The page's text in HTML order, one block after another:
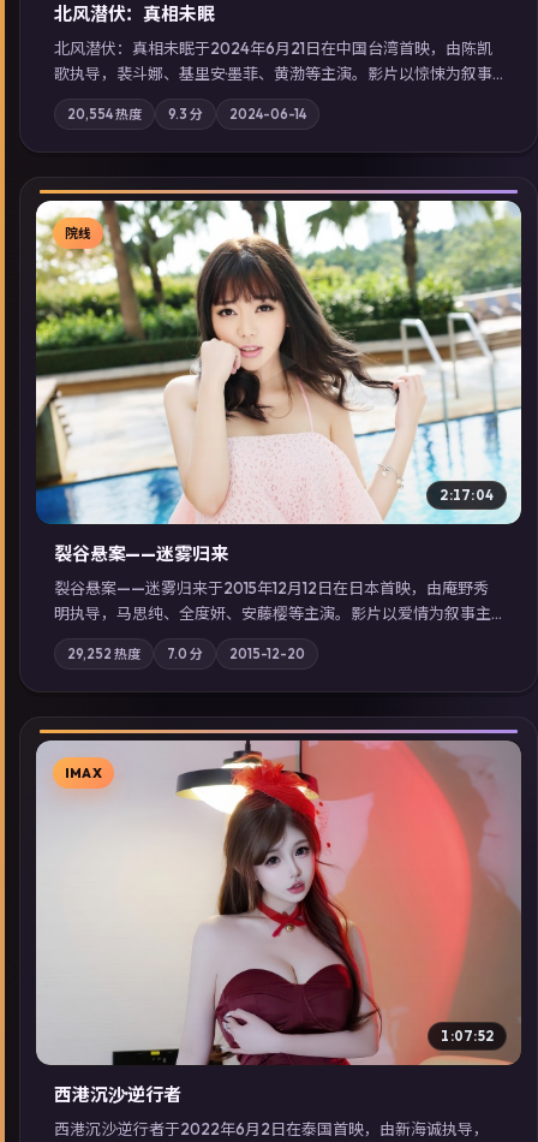
北风潜伏：真相未眠
北风潜伏：真相未眠于2024年6月21日在中国台湾首映，由陈凯
歌执导，裴斗娜、基里安·墨菲、黄渤等主演。影片以惊悚为叙事
主轴，失踪人口档案牵出跨国灰色产业链；摄影与配乐强化地域
气质；站内亦可通过「国产免费观看高清电视剧在线看」延展检
索同类型高分佳作，畅享高清在线追剧体验。
20,554热度 9.3 分 2024-06-14
▶
院线
2:17:04
裂谷悬案——迷雾归来
裂谷悬案——迷雾归来于2015年12月12日在日本首映，由庵野秀
明执导，马思纯、全度妍、安藤樱等主演。影片以爱情为叙事主
轴，两代人的执念在暴风雨夜正面相撞；摄影与配乐强化地域气
质；站内亦可通过「国产免费观看高清电视剧在线看」延展检索
同类型高分佳作，畅享高清在线追剧体验。
29,252 热度 7.0 分 2015-12-20
▶
IMAX
1:07:52
西港沉沙·逆行者
西港沉沙·逆行者于2022年6月2日在泰国首映，由新海诚执导，